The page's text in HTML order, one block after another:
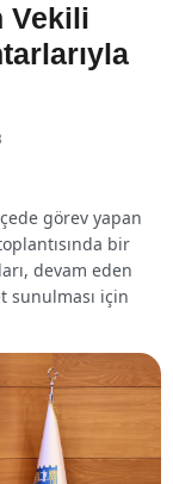
Vekili
görev yapan
bir
devam eden
sunulması için